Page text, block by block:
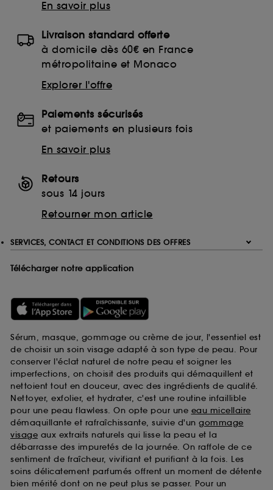
En savoir plus
Livraison standard offerte
à domicile dès 60€ en France
métropolitaine et Monaco
Explorer l'offre
Paiements sécurisés
et paiements en plusieurs fois
En savoir plus
Retours
sous 14 jours
Retourner mon article
SERVICES, CONTACT ET CONDITIONS DES OFFRES
Télécharger notre application
Sérum, masque, gommage ou crème de jour, l'essentiel est
de choisir un soin visage adapté à son type de peau. Pour
conserver l'éclat naturel de notre peau et soigner les
imperfections, on choisit des produits qui démaquillent et
nettoient tout en douceur, avec des ingrédients de qualité.
Nettoyer, exfolier, et hydrater, c'est une routine infaillible
pour une peau flawless. On opte pour une eau micellaire
démaquillante et rafraîchissante, suivie d'un gommage
visage aux extraits naturels qui lisse la peau et la
débarrasse des impuretés de la journée. On raffole de ce
sentiment de fraîcheur, vivifiant et purifiant à la fois. Les
soins délicatement parfumés offrent un moment de détente
bien mérité dont on ne peut plus se passer. Pour un